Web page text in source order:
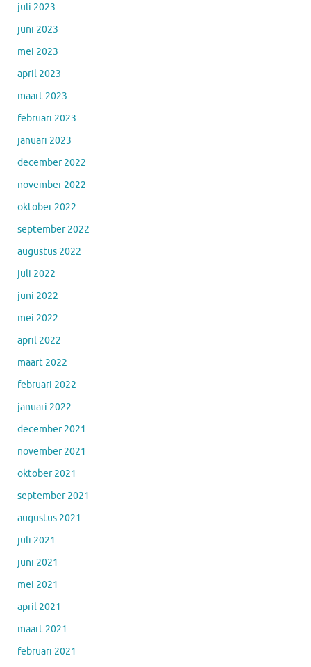
juli 2023
juni 2023
mei 2023
april 2023
maart 2023
februari 2023
januari 2023
december 2022
november 2022
oktober 2022
september 2022
augustus 2022
juli 2022
juni 2022
mei 2022
april 2022
maart 2022
februari 2022
januari 2022
december 2021
november 2021
oktober 2021
september 2021
augustus 2021
juli 2021
juni 2021
mei 2021
april 2021
maart 2021
februari 2021